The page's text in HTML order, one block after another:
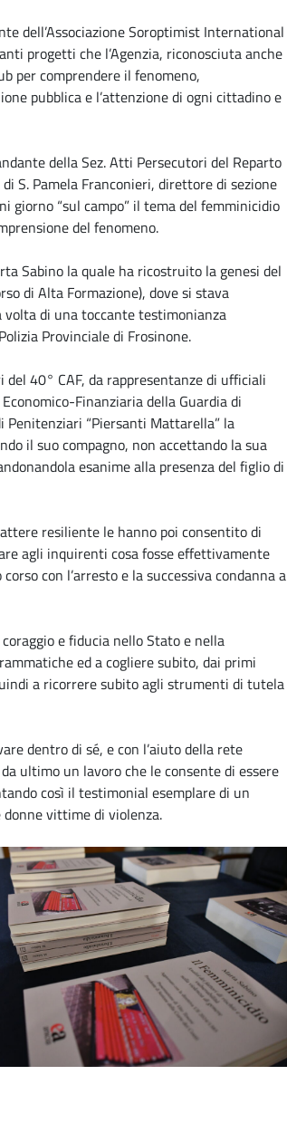
dell’Associazione Soroptimist International
progetti che l’Agenzia, riconosciuta anche
per comprendere il fenomeno,
pubblica e l’attenzione di ogni cittadino e
della Sez. Atti Persecutori del Reparto
S. Pamela Franconieri, direttore di sezione
giorno “sul campo” il tema del femminicidio
del fenomeno.
Sabino la quale ha ricostruito la genesi del
di Alta Formazione), dove si stava
di una toccante testimonianza
Provinciale di Frosinone.
40° CAF, da rappresentanze di ufficiali
Finanziaria della Guardia di
Penitenziari “Piersanti Mattarella” la
il suo compagno, non accettando la sua
esanime alla presenza del figlio di
resiliente le hanno poi consentito di
agli inquirenti cosa fosse effettivamente
con l’arresto e la successiva condanna a
e fiducia nello Stato e nella
ed a cogliere subito, dai primi
a ricorrere subito agli strumenti di tutela
dentro di sé, e con l’aiuto della rete
ultimo un lavoro che le consente di essere
così il testimonial esemplare di un
vittime di violenza.